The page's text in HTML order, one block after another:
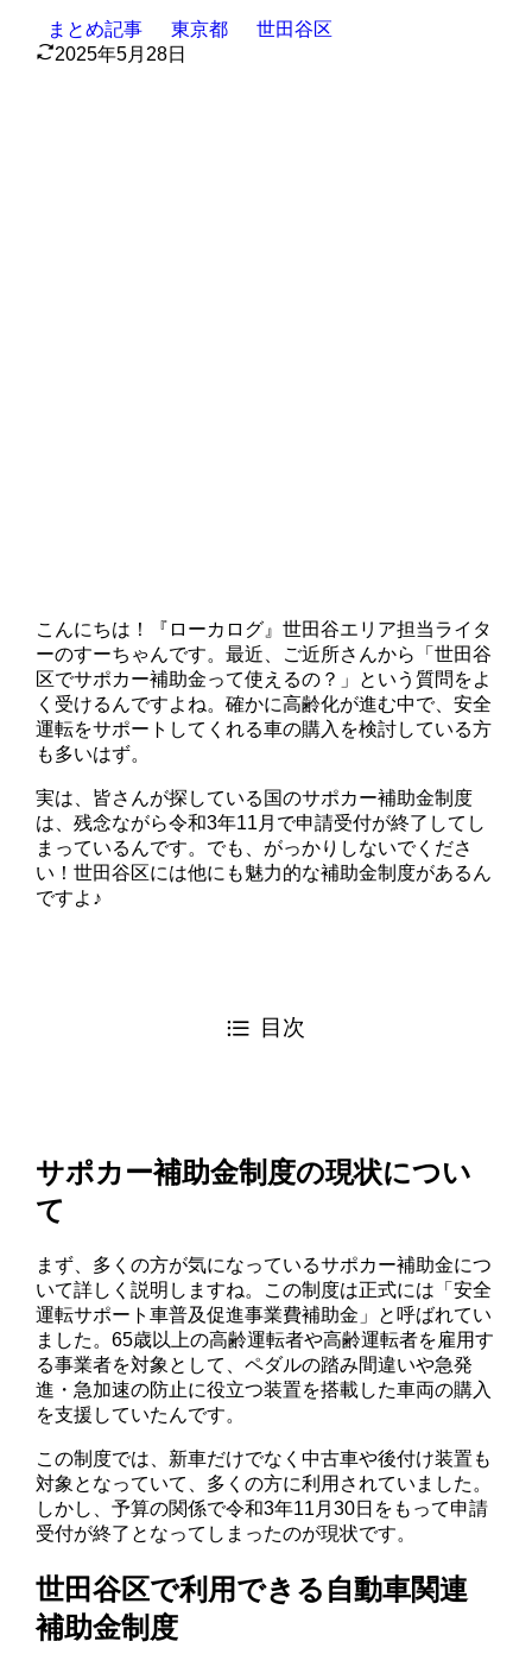
まとめ記事 東京都
世田谷区
2025年5月28日
こんにちは！『ローカログ』世田谷エリア担当ライタ
ーのすーちゃんです。最近、ご近所さんから「世田谷
区でサポカー補助金って使えるの？」という質問をよ
く受けるんですよね。確かに高齢化が進む中で、安全
運転をサポートしてくれる車の購入を検討している方
も多いはず。
実は、皆さんが探している国のサポカー補助金制度
は、残念ながら令和3年11月で申請受付が終了してし
まっているんです。でも、がっかりしないでくださ
い！世田谷区には他にも魅力的な補助金制度があるん
ですよ♪
目次
サポカー補助金制度の現状につい
て
まず、多くの方が気になっているサポカー補助金につ
いて詳しく説明しますね。この制度は正式には「安全
運転サポート車普及促進事業費補助金」と呼ばれてい
ました。65歳以上の高齢運転者や高齢運転者を雇用す
る事業者を対象として、ペダルの踏み間違いや急発
進・急加速の防止に役立つ装置を搭載した車両の購入
を支援していたんです。
この制度では、新車だけでなく中古車や後付け装置も
対象となっていて、多くの方に利用されていました。
しかし、予算の関係で令和3年11月30日をもって申請
受付が終了となってしまったのが現状です。
世田谷区で利用できる自動車関連
補助金制度